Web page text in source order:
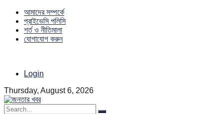
আমাদের সম্পর্কে
প্রাইভেসি পলিসি
শর্ত ও নীতিমালা
যোগাযোগ করুন
Login
Thursday, August 6, 2026